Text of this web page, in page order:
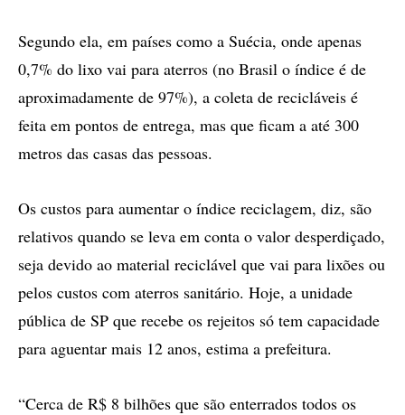
Segundo ela, em países como a Suécia, onde apenas
0,7% do lixo vai para aterros (no Brasil o índice é de
aproximadamente de 97%), a coleta de recicláveis é
feita em pontos de entrega, mas que ficam a até 300
metros das casas das pessoas.
Os custos para aumentar o índice reciclagem, diz, são
relativos quando se leva em conta o valor desperdiçado,
seja devido ao material reciclável que vai para lixões ou
pelos custos com aterros sanitário. Hoje, a unidade
pública de SP que recebe os rejeitos só tem capacidade
para aguentar mais 12 anos, estima a prefeitura.
“Cerca de R$ 8 bilhões que são enterrados todos os